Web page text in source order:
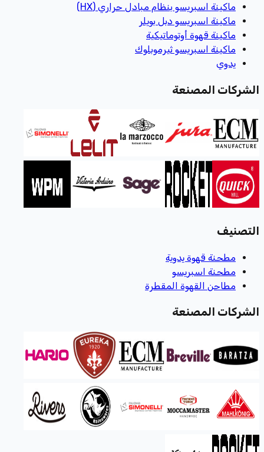
ماكينة اسبريسو بنظام مبادل حراري (HX)
ماكينة اسبريسو دبل بويلر
ماكينة قهوة أوتوماتيكية
ماكينة اسبريسو ثيرموبلوك
يدوي
الشركات المصنعة
التصنيف
مطحنة قهوة يدوية
مطحنة اسبريسو
مطاحن القهوة المقطرة
الشركات المصنعة